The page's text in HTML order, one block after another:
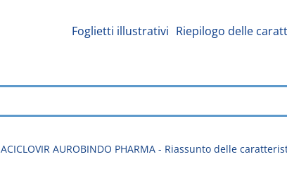
Foglietti illustrativi Riepilogo delle
ACICLOVIR AUROBINDO PHARMA - Riassunto delle